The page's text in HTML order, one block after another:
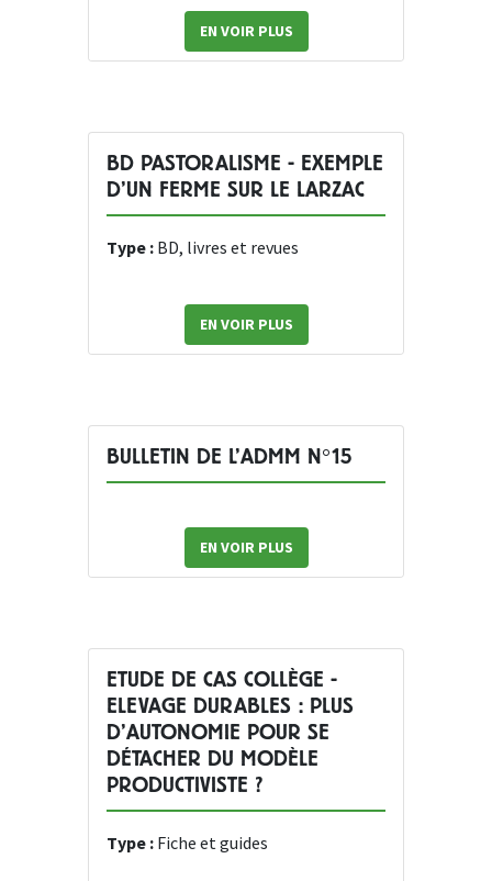
EN VOIR PLUS
BD PASTORALISME - EXEMPLE
D’UN FERME SUR LE LARZAC
Type : BD, livres et revues
EN VOIR PLUS
BULLETIN DE L’ADMM N°15
EN VOIR PLUS
ETUDE DE CAS COLLÈGE -
ELEVAGE DURABLES : PLUS
D’AUTONOMIE POUR SE
DÉTACHER DU MODÈLE
PRODUCTIVISTE ?
Type : Fiche et guides